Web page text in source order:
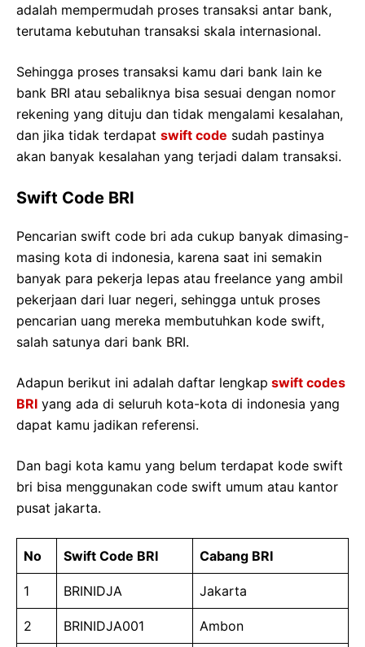
adalah mempermudah proses transaksi antar bank,
terutama kebutuhan transaksi skala internasional.
Sehingga proses transaksi kamu dari bank lain ke
bank BRI atau sebaliknya bisa sesuai dengan nomor
rekening yang dituju dan tidak mengalami kesalahan,
dan jika tidak terdapat swift code sudah pastinya
akan banyak kesalahan yang terjadi dalam transaksi.
Swift Code BRI
Pencarian swift code bri ada cukup banyak dimasing-
masing kota di indonesia, karena saat ini semakin
banyak para pekerja lepas atau freelance yang ambil
pekerjaan dari luar negeri, sehingga untuk proses
pencarian uang mereka membutuhkan kode swift,
salah satunya dari bank BRI.
Adapun berikut ini adalah daftar lengkap swift codes
BRI yang ada di seluruh kota-kota di indonesia yang
dapat kamu jadikan referensi.
Dan bagi kota kamu yang belum terdapat kode swift
bri bisa menggunakan code swift umum atau kantor
pusat jakarta.
No Swift Code BRI Cabang BRI
1 BRINIDJA Jakarta
2 BRINIDJA001 Ambon